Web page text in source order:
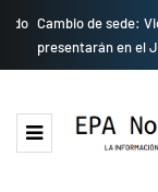
Cambio de sede:
presentarán en el